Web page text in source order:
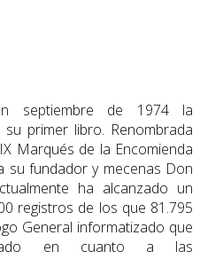
septiembre de 1974 la
primer libro. Renombrada
Marqués de la Encomienda
su fundador y mecenas Don
ha alcanzado un
registros de los que 81.795
General informatizado que
en cuanto a las